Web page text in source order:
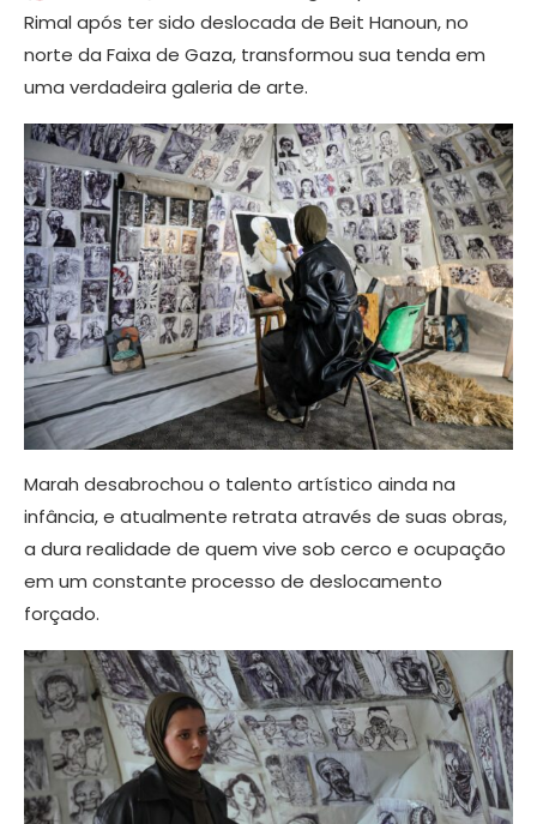
Rimal após ter sido deslocada de Beit Hanoun, no
norte da Faixa de Gaza, transformou sua tenda em
uma verdadeira galeria de arte.
Marah desabrochou o talento artístico ainda na
infância, e atualmente retrata através de suas obras,
a dura realidade de quem vive sob cerco e ocupação
em um constante processo de deslocamento
forçado.